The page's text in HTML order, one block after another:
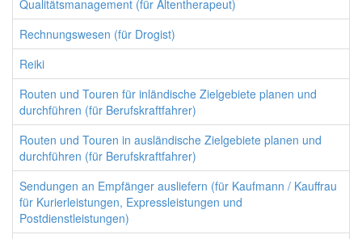
Qualitätsmanagement (für Altentherapeut)
Rechnungswesen (für Drogist)
Reiki
Routen und Touren für inländische Zielgebiete planen und
durchführen (für Berufskraftfahrer)
Routen und Touren in ausländische Zielgebiete planen und
durchführen (für Berufskraftfahrer)
Sendungen an Empfänger ausliefern (für Kaufmann / Kauffrau
für Kurierleistungen, Expressleistungen und
Postdienstleistungen)